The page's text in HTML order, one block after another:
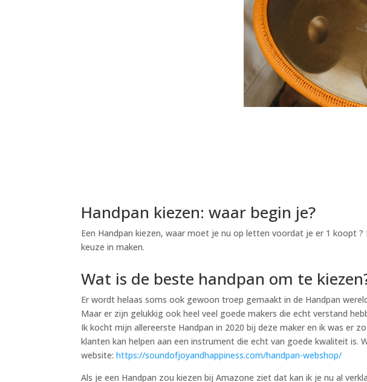
Handpan kiezen: waar begin je?
Een Handpan kiezen, waar moet je nu op letten voordat je er 1 koopt
keuze in maken.
Wat is de beste handpan om te
Er wordt helaas soms ook gewoon troep gemaakt in de Handpan
Maar er zijn gelukkig ook heel veel goede makers die echt verstand
Ik kocht mijn allereerste Handpan in 2020 bij deze maker en ik was er
klanten kan helpen aan een instrument die echt van goede kwaliteit
website:https://soundofjoyandhappiness.com/handpan-webshop/
Als je een Handpan zou kiezen bij Amazone ziet dat kan ik je nu al